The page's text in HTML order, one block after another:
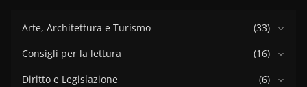
Arte, Architettura e Turismo
(33)
Consigli per la lettura
(16)
Diritto e Legislazione
(6)